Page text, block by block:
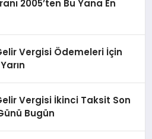
2005’ten Bu Yana En
Vergisi Ödemeleri İçin
Vergisi İkinci Taksit Son
Bugün